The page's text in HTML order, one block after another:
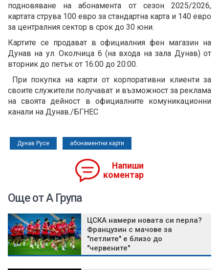
подновяване на абонамента от сезон 2025/2026,
картата струва 100 евро за стандартна карта и 140 евро
за централния сектор в срок до 30 юни.
Картите се продават в официалния фен магазин на
Дунав на ул. Околчица 6 (на входа на зала Дунав) от
вторник до петък от 16:00 до 20:00.
При покупка на карти от корпоративни клиенти за
своите служители получават и възможност за реклама
на своята дейност в официалните комуникационни
канали на Дунав./БГНЕС
Дунав Русе абонаментни карти
Напиши
коментар
Още от А Група
ЦСКА намери новата си перла?
Французин с мачове за
"петлите" е близо до
"червените"